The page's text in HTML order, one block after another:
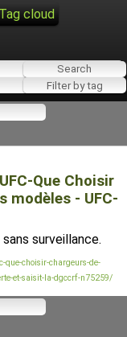
Tag cloud
Que Choisir
modèles - UFC-
surveillance.
que-choisir-chargeurs-de-
et-saisit-la-dgccrf-n75259/